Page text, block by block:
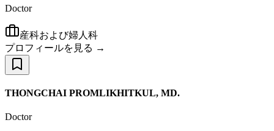
Doctor
産科および婦人科
プロフィールを見る →
THONGCHAI PROMLIKHITKUL, MD.
Doctor